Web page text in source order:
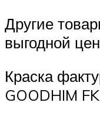
Другие
выгодной
Краска
GOODHIM FK